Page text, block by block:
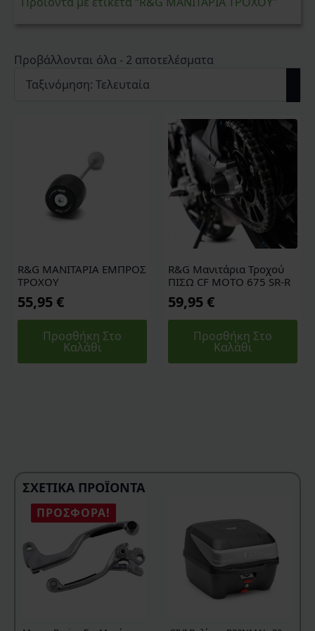
Προβάλλονται όλα - 2 αποτελέσματα
R&G ΜΑΝΙΤΑΡΙΑ ΕΜΠΡΟΣ
ΤΡΟΧΟΥ
55,95 €
Προσθήκη Στο
Καλάθι
R&G Μανιτάρια Τροχού
ΠΙΣΩ CF MOTO 675 SR-R
59,95 €
Προσθήκη Στο
Καλάθι
ΣΧΕΤΙΚΆ ΠΡΟΪΌΝΤΑ
ΠΡΟΣΦΟΡΆ!